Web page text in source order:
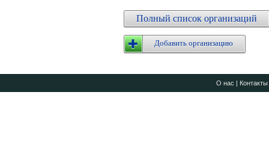
Полный список организаций
Добавить организацию
О нас | Контакты